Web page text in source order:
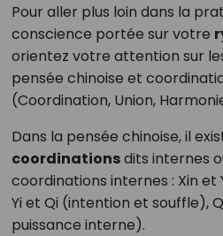
Pour aller plus loin dans la
conscience portée sur votre
orientez votre attention sur
pensée chinoise et
(Coordination, Union,
Dans la pensée chinoise, il
coordinationsdits internes
coordinations internes : Xin
Yi et Qi (intention et souffle),
puissance interne).